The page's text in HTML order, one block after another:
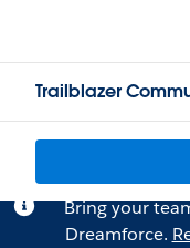
Trailblazer
Bring your
Dreamforce.